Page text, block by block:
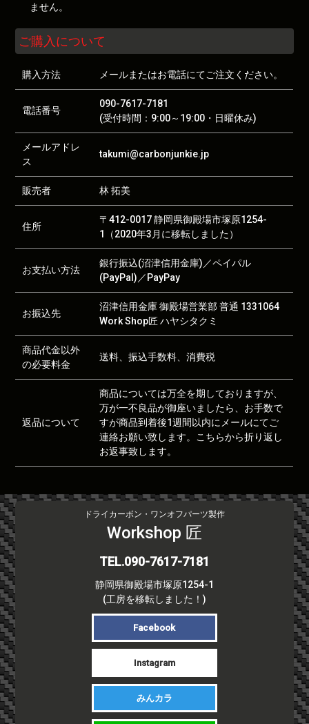
ません。
ご購入について
購入方法 メールまたはお電話にてご注文ください。
電話番号
090-7617-7181
(受付時間：9:00～19:00・日曜休み)
メールアドレ
ス
takumi@carbonjunkie.jp
販売者 林 拓美
住所
〒412-0017 静岡県御殿場市塚原1254-
1（2020年3月に移転しました）
お支払い方法
銀行振込(沼津信用金庫)／ペイパル
(PayPal)／PayPay
お振込先
沼津信用金庫 御殿場営業部 普通 1331064
Work Shop匠 ハヤシタクミ
商品代金以外
の必要料金
送料、振込手数料、消費税
返品について
商品については万全を期しておりますが、
万が一不良品が御座いましたら、お手数で
すが商品到着後1週間以内にメールにてご
連絡お願い致します。こちらから折り返し
お返事致します。
ドライカーボン・ワンオフパーツ製作
Workshop 匠
TEL.090-7617-7181
静岡県御殿場市塚原1254-1
(工房を移転しました！)
Facebook
Instagram
みんカラ